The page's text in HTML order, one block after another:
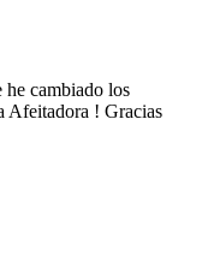
he cambiado los
Afeitadora ! Gracias